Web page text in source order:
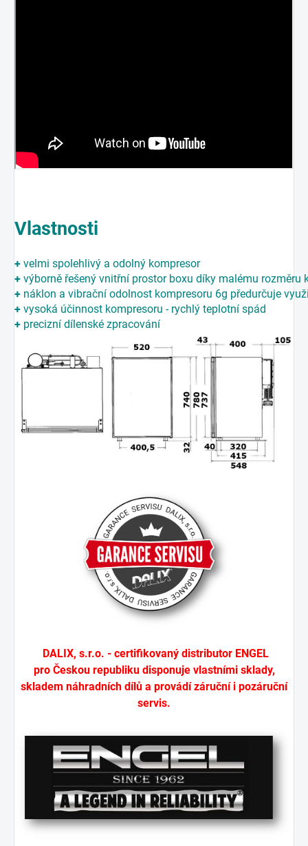
Vlastnosti
+ velmi spolehlivý a odolný kompresor
+ výborně řešený vnitřní prostor boxu díky malému rozměru
+ náklon a vibrační odolnost kompresoru 6g předurčuje
+ vysoká účinnost kompresoru - rychlý teplotní spád
+ precizní dílenské zpracování
DALIX, s.r.o. - certifikovaný distributor ENGEL
pro Českou republiku disponuje vlastními sklady,
skladem náhradních dílů a provádí záruční i pozáruční
servis.